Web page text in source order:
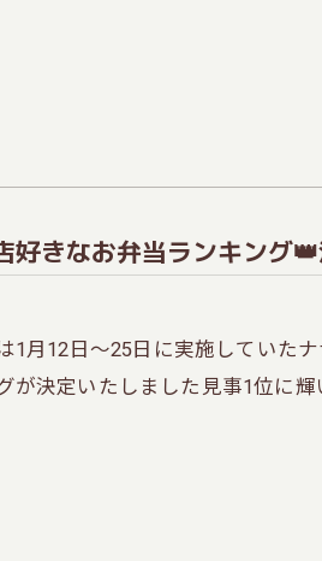
好きなお弁当ランキング
1月12日～25日に実施していた
が決定いたしました見事1位に